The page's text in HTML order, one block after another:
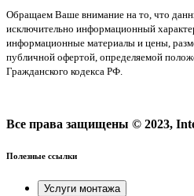
Обращаем Ваше внимание на то, что
исключительно информационный
информационные материалы и цены,
публичной офертой, определяемой
Гражданского кодекса РФ.
Все права защищены © 2023,
Полезные ссылки
Услуги монтажа